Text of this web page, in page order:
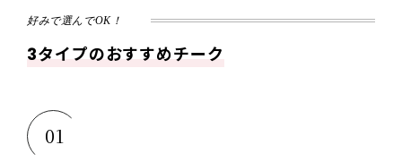
好みで選んでOK！
3タイプのおすすめチーク
01